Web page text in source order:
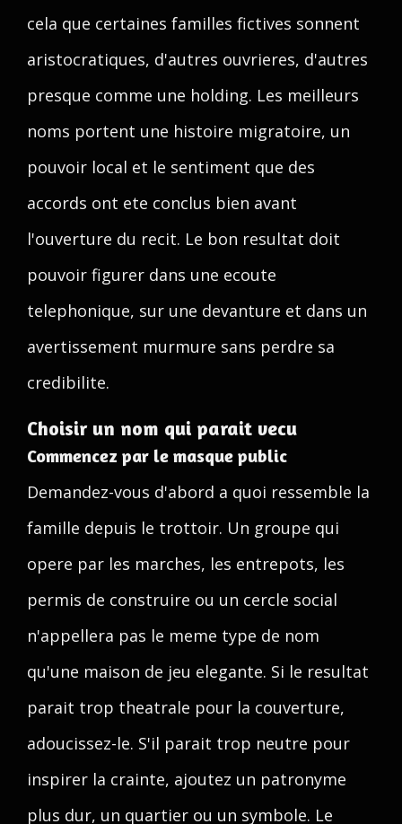
cela que certaines familles fictives sonnent
aristocratiques, d'autres ouvrieres, d'autres
presque comme une holding. Les meilleurs
noms portent une histoire migratoire, un
pouvoir local et le sentiment que des
accords ont ete conclus bien avant
l'ouverture du recit. Le bon resultat doit
pouvoir figurer dans une ecoute
telephonique, sur une devanture et dans un
avertissement murmure sans perdre sa
credibilite.
Choisir un nom qui parait vecu
Commencez par le masque public
Demandez-vous d'abord a quoi ressemble la
famille depuis le trottoir. Un groupe qui
opere par les marches, les entrepots, les
permis de construire ou un cercle social
n'appellera pas le meme type de nom
qu'une maison de jeu elegante. Si le resultat
parait trop theatrale pour la couverture,
adoucissez-le. S'il parait trop neutre pour
inspirer la crainte, ajoutez un patronyme
plus dur, un quartier ou un symbole. Le